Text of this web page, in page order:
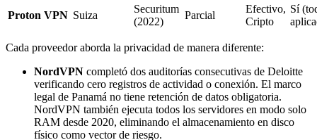
Proton VPN Suiza
Securitum
(2022)
Parcial
Efectivo,
Cripto
Sí
Cada proveedor aborda la privacidad de manera diferente:
NordVPN completó dos auditorías consecutivas de Deloitte
verificando cero registros de actividad o conexión. El marco
legal de Panamá no tiene retención de datos obligatoria.
NordVPN también ejecuta todos los servidores en modo solo
RAM desde 2020, eliminando el almacenamiento en disco
físico como vector de riesgo.